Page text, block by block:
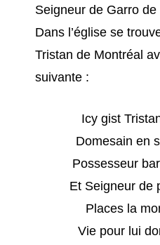
Seigneur de Garro
Dans l’église se
Tristan de Montréal
suivante :
Icy gist
Domesain en
Possesseur
Et Seigneur de
Places la
Vie pour lui